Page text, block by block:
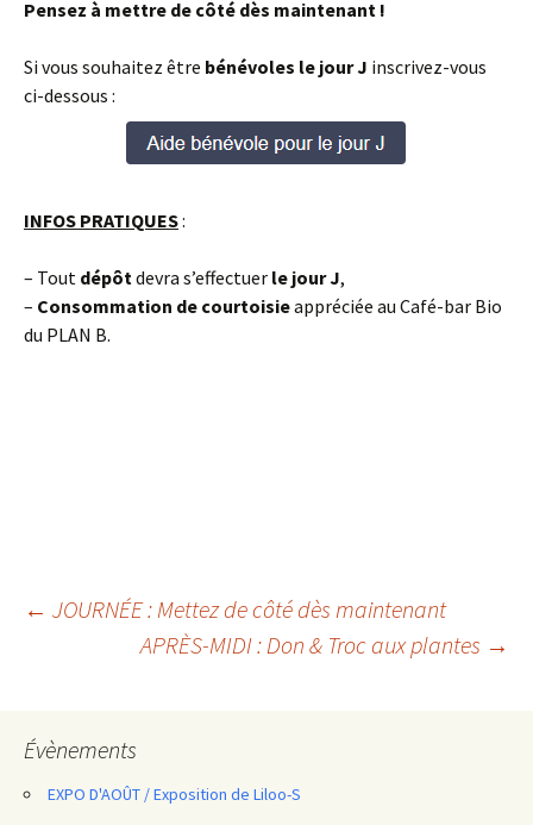
Pensez à mettre de côté dès maintenant !
Si vous souhaitez être bénévoles le jour J inscrivez-vous
ci-dessous :
INFOS PRATIQUES:
– Tout dépôtdevra s’effectuer le jour J,
– Consommation de courtoisieappréciée au Café-bar Bio
du PLAN B.
Navigation
← JOURNÉE : Mettez de côté dès maintenant
APRÈS-MIDI : Don & Troc aux plantes →
Évènements
EXPO D'AOÛT / Exposition de Liloo-S